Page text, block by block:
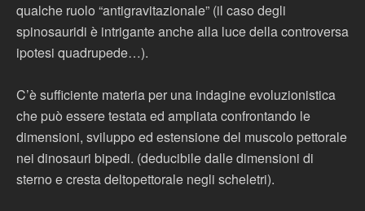
qualche ruolo “antigravitazionale” (il caso degli
spinosauridi è intrigante anche alla luce della controversa
ipotesi quadrupede…).
C’è sufficiente materia per una indagine evoluzionistica
che può essere testata ed ampliata confrontando le
dimensioni, sviluppo ed estensione del muscolo pettorale
nei dinosauri bipedi. (deducibile dalle dimensioni di
sterno e cresta deltopettorale negli scheletri).